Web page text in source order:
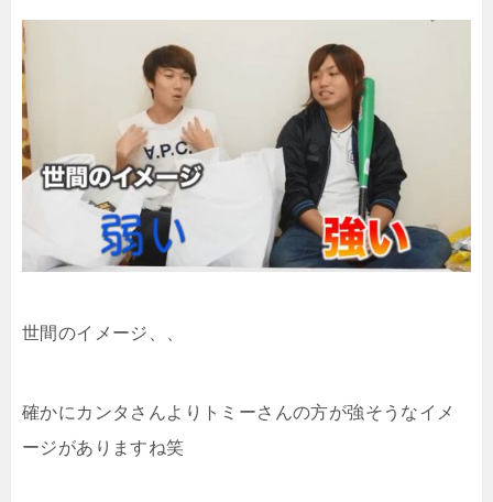
世間のイメージ、、
確かにカンタさんよりトミーさんの方が強そうなイメ
ージがありますね笑